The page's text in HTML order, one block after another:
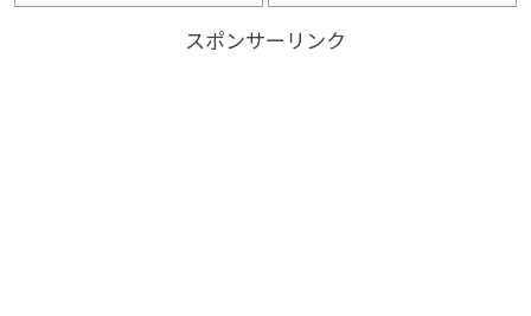
スポンサーリンク